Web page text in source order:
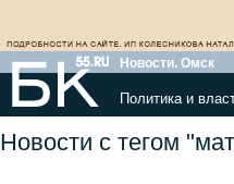
Новости. Омск
Политика и
Новости с тегом